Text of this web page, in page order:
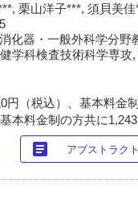
栗山洋子***, 須貝美
化器・一般外科学分
学科検査技術科学専
（税込）、基本料金
本料金制の方共に1,243
article アブストラク